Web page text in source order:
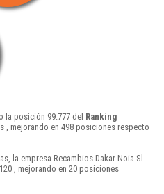
la posición 99.777 del Ranking
, mejorando en 498 posiciones respecto
la empresa Recambios Dakar Noia Sl.
, mejorando en 20 posiciones